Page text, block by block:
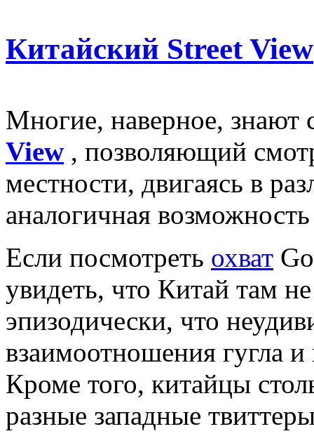
Китайский Street View
Многие, наверное, знают
View , позволяющий
местности, двигаясь в
аналогичная
Если посмотреть охват
увидеть, что Китай там
эпизодически, что
взаимоотношения гугла и
Кроме того, китайцы
разные западные